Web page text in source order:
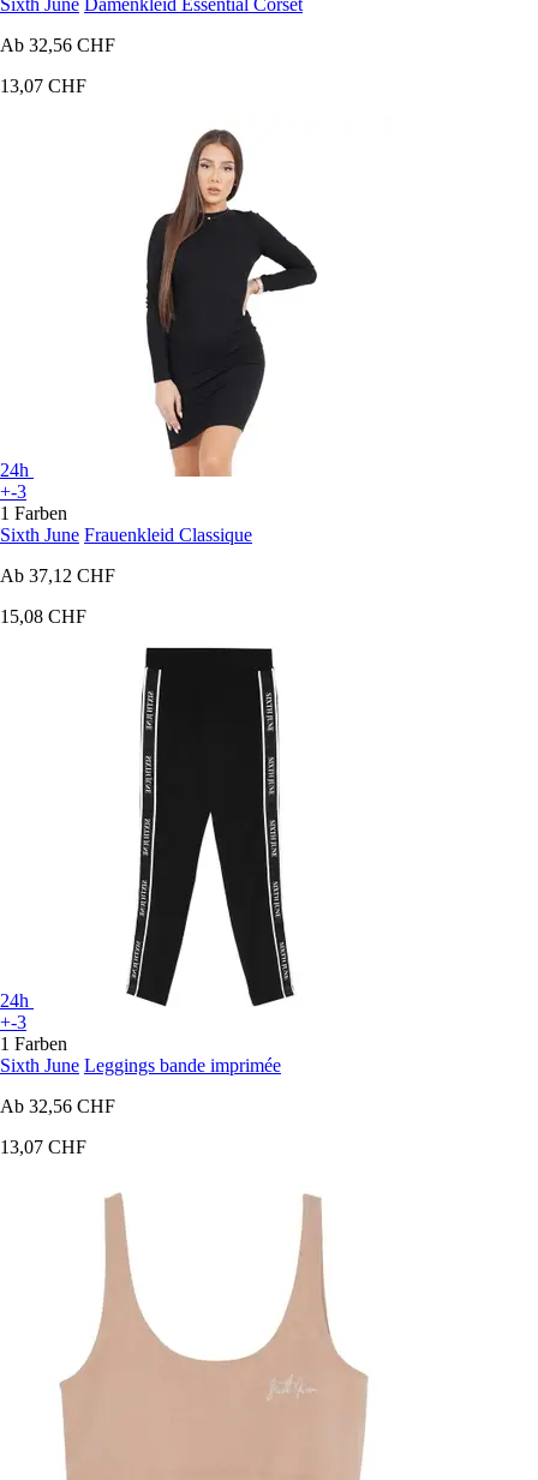
Sixth June
Damenkleid Essential Corset
Ab 32,56 CHF
13,07 CHF
24h
+-3
1 Farben
Sixth June Frauenkleid Classique
Ab 37,12 CHF
15,08 CHF
24h
+-3
1 Farben
Sixth June Leggings bande imprimée
Ab 32,56 CHF
13,07 CHF